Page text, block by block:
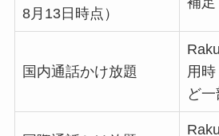
8月13日時点）
国内通話かけ放題
用
ど一